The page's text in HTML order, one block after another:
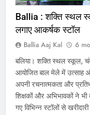
Ballia : शक्ति स्थल
लगाए आकर्षक स्टॉल
Ballia Aaj Kal 6
बलिया। शक्ति स्थल स्कूल,
आयोजित बाल मेले में उत्साह
अपनी रचनात्मकता और
शिक्षकों और अभिभावकों ने भी
गए विभिन्न स्टॉलों से